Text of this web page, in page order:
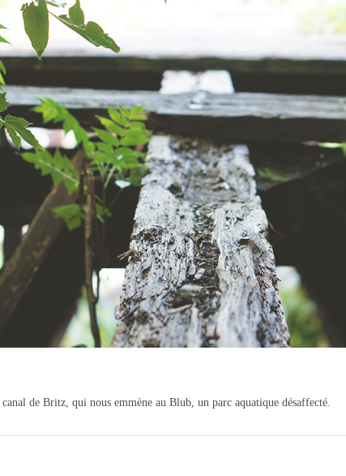
de Britz, qui nous emmène au Blub, un parc aquatique désaffecté.